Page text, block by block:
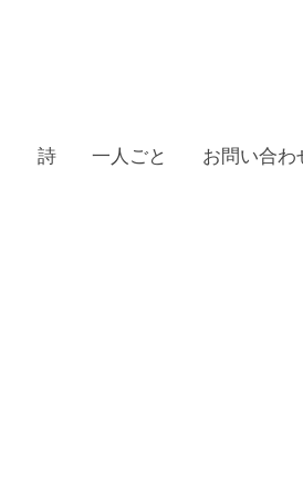
詩 一人ごと お問い合わ